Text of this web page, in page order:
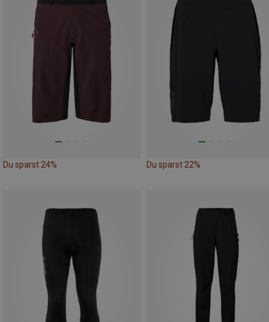
Du sparst 24% Du sparst 22%